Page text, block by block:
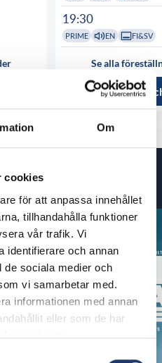
Om
cookies
för att anpassa innehållet
tillhandahålla funktioner
vår trafik. Vi
identifierare och annan
de sociala medier och
vi samarbetar med.
informationen med annan
eller som de har
tjänster.
19:30
PRIME EN FI&SV
Se alla
Läs mer